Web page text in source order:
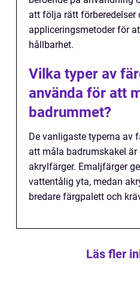
att följa rätt förberedelser
appliceringsmetoder för
hållbarhet.
Vilka typer av
använda för att
badrummet?
De vanligaste typerna av
att måla badrumskakel
akrylfärger. Emaljfärger
vattentålig yta, medan
bredare färgpalett och
Läs fler